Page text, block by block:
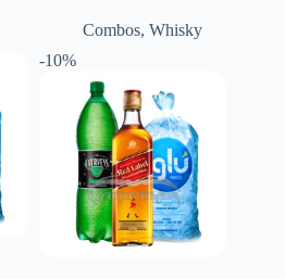
Combos,Whisky
-10%